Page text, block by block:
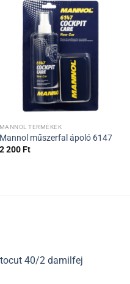
MANNOL TERMÉKEK
Mannol műszerfal ápoló 6147
2 200Ft
40/2 damilfej